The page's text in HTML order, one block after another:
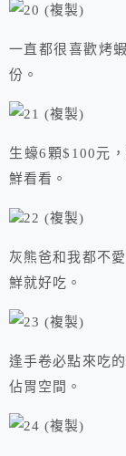
一直都很喜歡烤
份。
生蠔6顆$100元
鮮看看。
灰熊爸和我都不
鮮就好吃。
逢手卷必點來吃
佔胃空間。